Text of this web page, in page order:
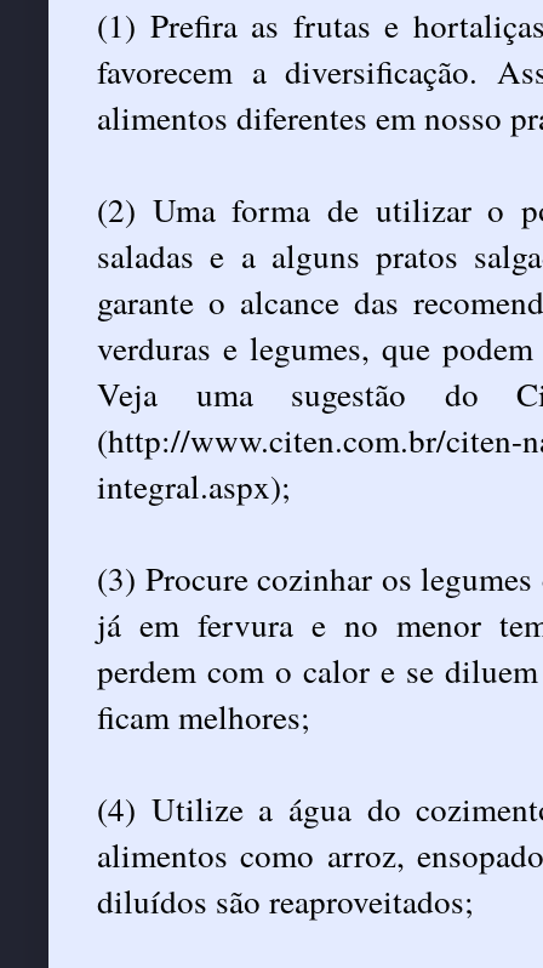
(1) Prefira as frutas e
favorecem a diversificação.
alimentos diferentes em nosso
(2) Uma forma de utilizar o
saladas e a alguns pratos
garante o alcance das
verduras e legumes, que
Veja uma sugestão do
(http://www.citen.com.br/citen-
integral.aspx);
(3) Procure cozinhar os
já em fervura e no menor
perdem com o calor e se
ficam melhores;
(4) Utilize a água do
alimentos como arroz,
diluídos são reaproveitados;